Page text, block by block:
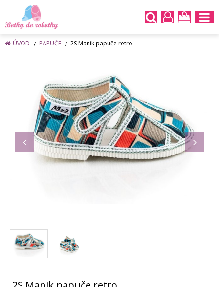
ÚVOD PAPUČE 2S Manik papuče retro